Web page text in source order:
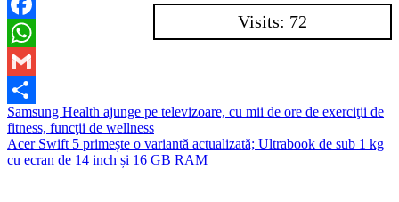
Visits: 72
Facebook
WhatsApp
Gmail
Partajează
Navigare
în
articole
Samsung Health ajunge pe televizoare, cu mii de ore de exerciţii de
fitness, funcţii de wellness
Acer Swift 5 primește o variantă actualizată; Ultrabook de sub 1 kg
cu ecran de 14 inch și 16 GB RAM